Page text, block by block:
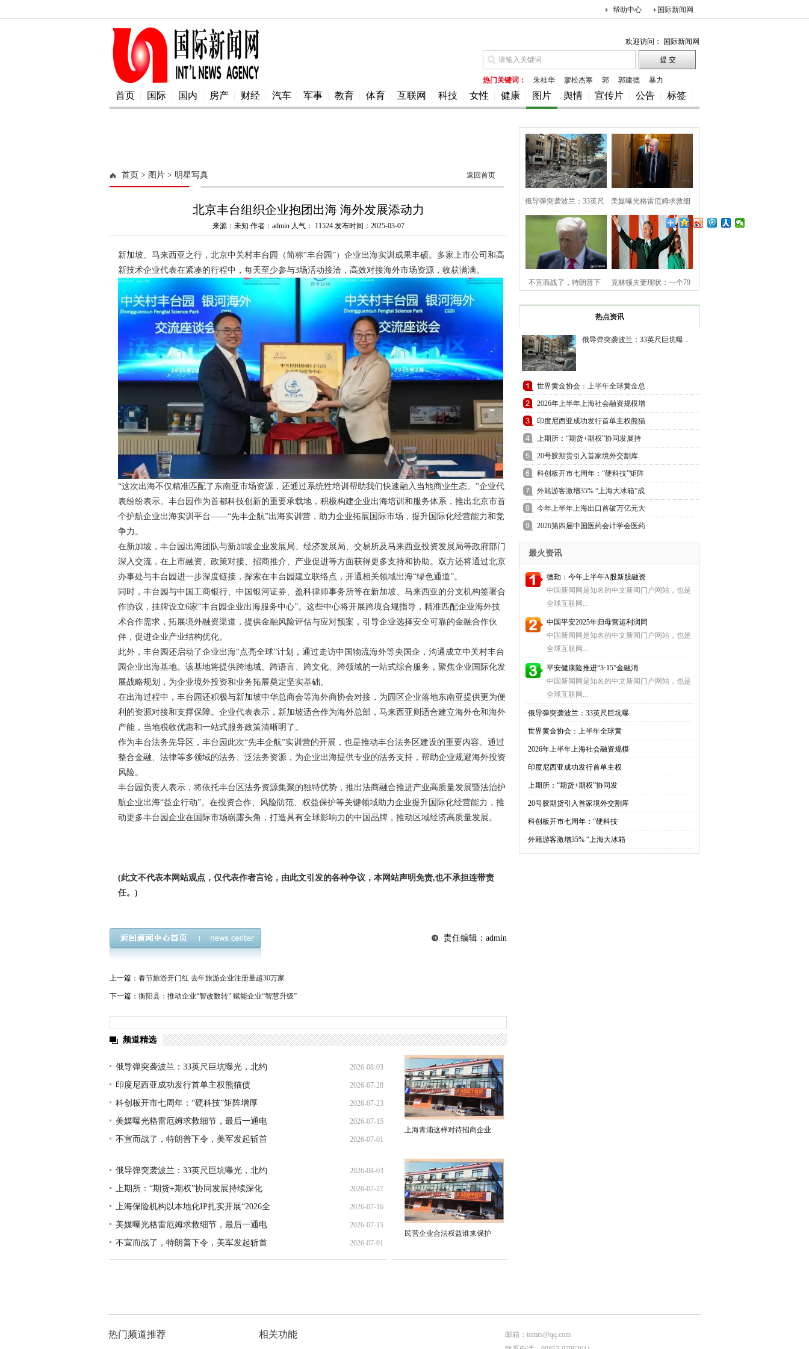
国际新闻网
帮助中心
欢迎访问： 国际新闻网
热门关键词： 朱桂华 廖松杰寒 郭 郭建德 暴力
首页 国际 国内 房产 财经 汽车 军事 教育 体育 互联网 科技 女性 健康 图片 舆情 宣传片 公告 标签
首页 > 图片 > 明星写真 返回首页
北京丰台组织企业抱团出海 海外发展添动力
来源：未知 作者：admin 人气： 11524 发布时间：2025-03-07
新加坡、马来西亚之行，北京中关村丰台园（简称“丰台园”）企业出海实训成果丰硕。多家上市公司和高
新技术企业代表在紧凑的行程中，每天至少参与3场活动接洽，高效对接海外市场资源，收获满满。
“这次出海不仅精准匹配了东南亚市场资源，还通过系统性培训帮助我们快速融入当地商业生态。”企业代
表纷纷表示。丰台园作为首都科技创新的重要承载地，积极构建企业出海培训和服务体系，推出北京市首
个护航企业出海实训平台——“先丰企航”出海实训营，助力企业拓展国际市场，提升国际化经营能力和竞
争力。
在新加坡，丰台园出海团队与新加坡企业发展局、经济发展局、交易所及马来西亚投资发展局等政府部门
深入交流，在上市融资、政策对接、招商推介、产业促进等方面获得更多支持和协助。双方还将通过北京
办事处与丰台园进一步深度链接，探索在丰台园建立联络点，开通相关领域出海“绿色通道”。
同时，丰台园与中国工商银行、中国银河证券、盈科律师事务所等在新加坡、马来西亚的分支机构签署合
作协议，挂牌设立6家“丰台园企业出海服务中心”。这些中心将开展跨境合规指导，精准匹配企业海外技
术合作需求，拓展境外融资渠道，提供金融风险评估与应对预案，引导企业选择安全可靠的金融合作伙
伴，促进企业产业结构优化。
此外，丰台园还启动了企业出海“点亮全球”计划，通过走访中国物流海外等央国企，沟通成立中关村丰台
园企业出海基地。该基地将提供跨地域、跨语言、跨文化、跨领域的一站式综合服务，聚焦企业国际化发
展战略规划，为企业境外投资和业务拓展奠定坚实基础。
在出海过程中，丰台园还积极与新加坡中华总商会等海外商协会对接，为园区企业落地东南亚提供更为便
利的资源对接和支撑保障。企业代表表示，新加坡适合作为海外总部，马来西亚则适合建立海外仓和海外
产能，当地税收优惠和一站式服务政策清晰明了。
作为丰台法务先导区，丰台园此次“先丰企航”实训营的开展，也是推动丰台法务区建设的重要内容。通过
整合金融、法律等多领域的法务、泛法务资源，为企业出海提供专业的法务支持，帮助企业规避海外投资
风险。
丰台园负责人表示，将依托丰台区法务资源集聚的独特优势，推出法商融合推进产业高质量发展暨法治护
航企业出海“益企行动”。在投资合作、风险防范、权益保护等关键领域助力企业提升国际化经营能力，推
动更多丰台园企业在国际市场崭露头角，打造具有全球影响力的中国品牌，推动区域经济高质量发展。
(此文不代表本网站观点，仅代表作者言论，由此文引发的各种争议，本网站声明免责,也不承担连带责
任。)
责任编辑：admin
上一篇： 春节旅游开门红 去年旅游企业注册量超30万家
下一篇： 衡阳县：推动企业“智改数转” 赋能企业“智慧升级”
频道精选
俄导弹突袭波兰：33英尺巨坑曝光，北约 2026-08-03
01:45:28
印度尼西亚成功发行首单主权熊猫债 2026-07-28
21:11:10
科创板开市七周年：“硬科技”矩阵增厚 2026-07-23
17:02:44
美媒曝光格雷厄姆求救细节，最后一通电 2026-07-15
12:35:31
不宣而战了，特朗普下令，美军发起斩首 2026-07-01
俄导弹突袭波兰：33英尺巨坑曝光，北约 2026-08-03
01:45:28
上期所：“期货+期权”协同发展持续深化 2026-07-27
13:02:22
上海保险机构以本地化IP扎实开展“2026全 2026-07-16
21:40:30
美媒曝光格雷厄姆求救细节，最后一通电 2026-07-15
12:35:31
不宣而战了，特朗普下令，美军发起斩首 2026-07-01
02:34:54
上海青浦这样对待招商企业
民营企业合法权益谁来保护
俄导弹突袭波兰：33英尺
巨坑
美媒曝光格雷厄姆求救细
节，
不宣而战了，特朗普下 克林顿夫妻现状：一个79
热点资讯
俄导弹突袭波兰：33英尺巨坑曝...
世界黄金协会：上半年全球黄金总
需
2026年上半年上海社会融资规模增
加
印度尼西亚成功发行首单主权熊猫
债
上期所：“期货+期权”协同发展持
续
20号胶期货引入首家境外交割库
交割
科创板开市七周年：“硬科技”矩阵
外籍游客激增35% “上海大冰箱”成
入
今年上半年上海出口首破万亿元大
关
2026第四届中国医药会计学会医药
会计
最火资讯
德勤：今年上半年A股新股融资
中国新闻网是知名的中文新闻门户网站，也是
全球互联网...
中国平安2025年归母营运利润同
中国新闻网是知名的中文新闻门户网站，也是
全球互联网...
平安健康险推进“3·15”金融消
中国新闻网是知名的中文新闻门户网站，也是
全球互联网...
·俄导弹突袭波兰：33英尺巨坑曝
·世界黄金协会：上半年全球黄
·2026年上半年上海社会融资规模
·印度尼西亚成功发行首单主权
·上期所：“期货+期权”协同发
·20号胶期货引入首家境外交割库
·科创板开市七周年：“硬科技
·外籍游客激增35% “上海大冰箱
热门频道推荐 相关功能
邮箱：tomrs@qq.com